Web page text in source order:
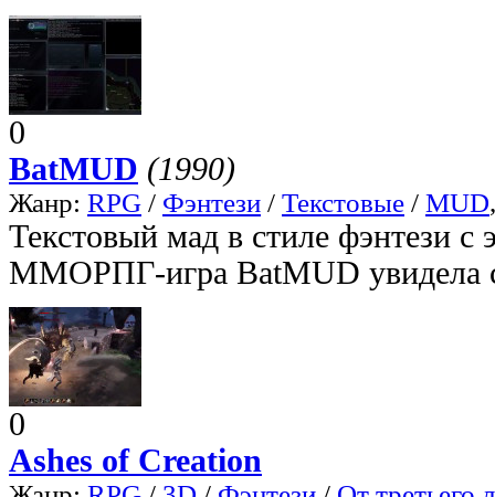
0
BatMUD (1990)
Жанр: RPG / Фэнтези / Текстовые / MUD
Текстовый мад в стиле фэнтези с
ММОРПГ-игра BatMUD увидела
0
Ashes of Creation